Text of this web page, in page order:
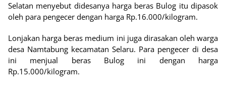
Selatan menyebut didesanya harga beras Bulog itu dipasok
oleh para pengecer dengan harga Rp.16.000/kilogram.
Lonjakan harga beras medium ini juga dirasakan oleh warga
desa Namtabung kecamatan Selaru. Para pengecer di desa
ini menjual beras Bulog ini dengan harga
Rp.15.000/kilogram.